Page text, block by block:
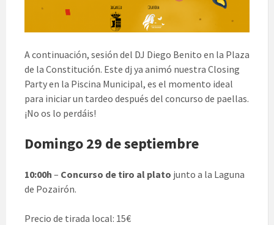
A continuación, sesión del DJ Diego Benito en la Plaza
de la Constitución. Este dj ya animó nuestra Closing
Party en la Piscina Municipal, es el momento ideal
para iniciar un tardeo después del concurso de paellas.
¡No os lo perdáis!
Domingo 29 de septiembre
10:00h – Concurso de tiro al plato junto a la Laguna
de Pozairón.
Precio de tirada local: 15€